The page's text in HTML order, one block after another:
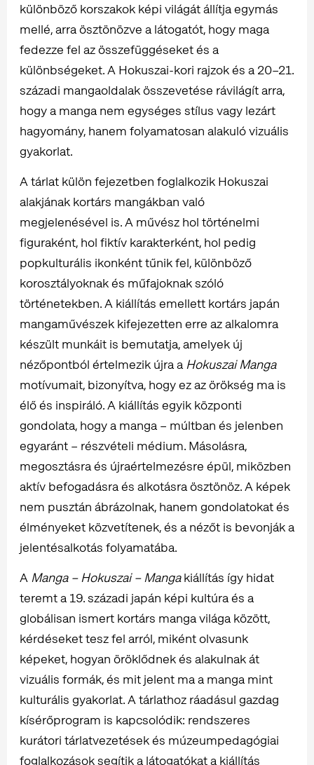
különböző korszakok képi világát állítja egymás
mellé, arra ösztönözve a látogatót, hogy maga
fedezze fel az összefüggéseket és a
különbségeket. A Hokuszai-kori rajzok és a 20–21.
századi mangaoldalak összevetése rávilágít arra,
hogy a manga nem egységes stílus vagy lezárt
hagyomány, hanem folyamatosan alakuló vizuális
gyakorlat.
A tárlat külön fejezetben foglalkozik Hokuszai
alakjának kortárs mangákban való
megjelenésével is. A művész hol történelmi
figuraként, hol fiktív karakterként, hol pedig
popkulturális ikonként tűnik fel, különböző
korosztályoknak és műfajoknak szóló
történetekben. A kiállítás emellett kortárs japán
mangaművészek kifejezetten erre az alkalomra
készült munkáit is bemutatja, amelyek új
nézőpontból értelmezik újra aHokuszai Manga
motívumait, bizonyítva, hogy ez az örökség ma is
élő és inspiráló. A kiállítás egyik központi
gondolata, hogy a manga – múltban és jelenben
egyaránt – részvételi médium. Másolásra,
megosztásra és újraértelmezésre épül, miközben
aktív befogadásra és alkotásra ösztönöz. A képek
nem pusztán ábrázolnak, hanem gondolatokat és
élményeket közvetítenek, és a nézőt is bevonják a
jelentésalkotás folyamatába.
A Manga – Hokuszai – Mangakiállítás így hidat
teremt a 19. századi japán képi kultúra és a
globálisan ismert kortárs manga világa között,
kérdéseket tesz fel arról, miként olvasunk
képeket, hogyan öröklődnek és alakulnak át
vizuális formák, és mit jelent ma a manga mint
kulturális gyakorlat. A tárlathoz ráadásul gazdag
kísérőprogram is kapcsolódik: rendszeres
kurátori tárlatvezetések és múzeumpedagógiai
foglalkozások segítik a látogatókat a kiállítás